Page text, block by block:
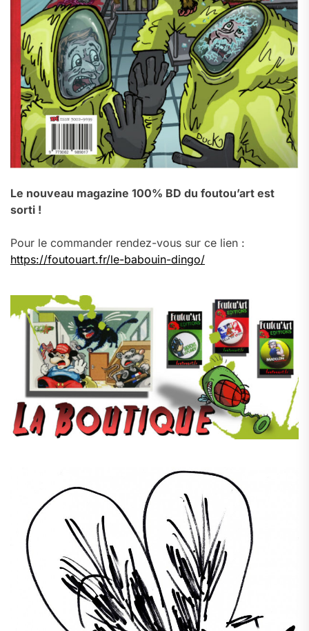
Le nouveau magazine 100% BD du foutou’art est
sorti !
Pour le commander rendez-vous sur ce lien :
https://foutouart.fr/le-babouin-dingo/